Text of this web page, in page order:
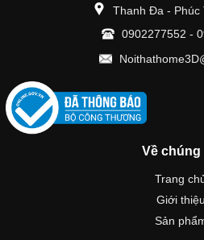
Thanh Đa - Phúc
0902277552 -
Về chúng
Trang
Giới thiệu
Sản